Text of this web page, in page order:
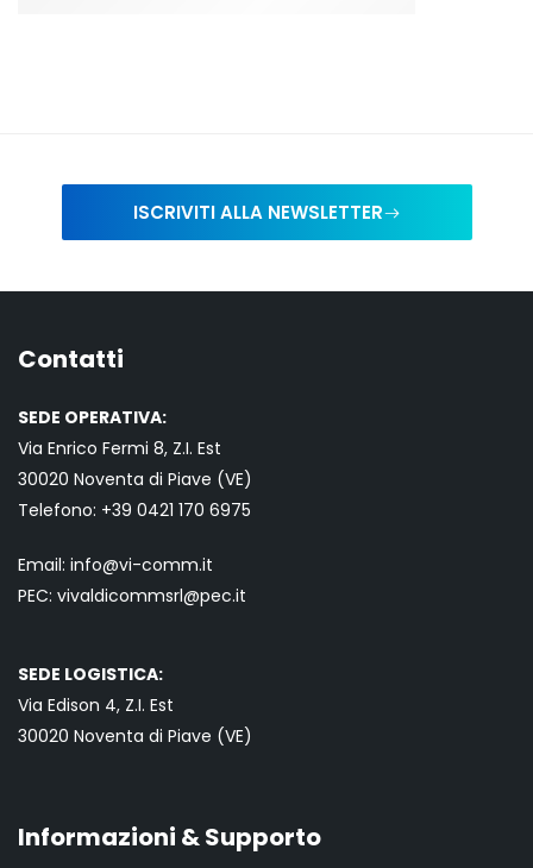
ISCRIVITI ALLA NEWSLETTER
Contatti
SEDE OPERATIVA:
Via Enrico Fermi 8, Z.I. Est
30020 Noventa di Piave (VE)
Telefono: +39 0421 170 6975
Email: info@vi-comm.it
PEC: vivaldicommsrl@pec.it
SEDE LOGISTICA:
Via Edison 4, Z.I. Est
30020 Noventa di Piave (VE)
Informazioni & Supporto